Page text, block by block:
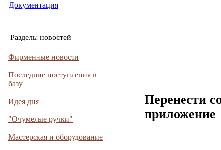
Документация
Разделы новостей
Фирменные новости
Последние поступления в
базу
Идея дня
"Очумелые ручки"
Мастерская и оборудование
Перенести
приложение